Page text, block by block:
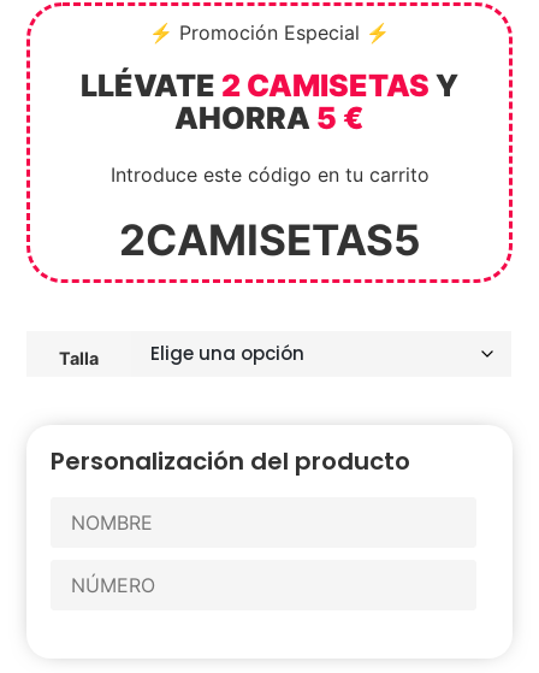
⚡ Promoción Especial ⚡
LLÉVATE 2 CAMISETAS Y
AHORRA 5 €
Introduce este código en tu carrito
2CAMISETAS5
Talla
Personalización del producto